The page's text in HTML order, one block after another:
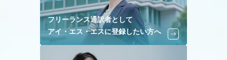
フリーランス通訳者として
アイ・エス・エスに登録したい方へ